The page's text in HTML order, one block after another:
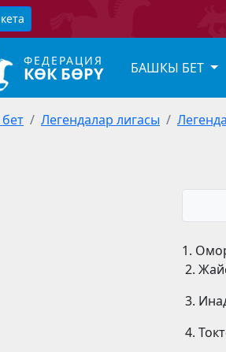
ФЕДЕРАЦИЯ
КӨК БӨРҮ БАШКЫ БЕТ
Легендалар лигасы
1.
2.
3.
4.